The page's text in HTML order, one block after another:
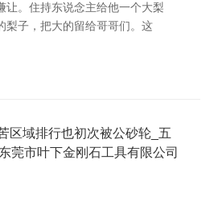
让。住持东说念主给他一个大梨
梨子，把大的留给哥哥们。这
区域排行也初次被公砂轮_五
莞市叶下金刚石工具有限公司